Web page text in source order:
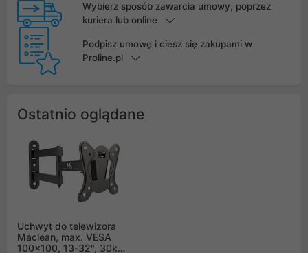
Wybierz sposób zawarcia umowy, poprzez
kuriera lub online
Podpisz umowę i ciesz się zakupami w
Proline.pl
Ostatnio oglądane
Uchwyt do telewizora
Maclean, max. VESA
100x100, 13-32", 30kg,